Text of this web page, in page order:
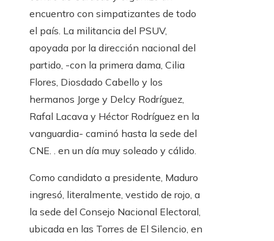
encuentro con simpatizantes de todo
el país. La militancia del PSUV,
apoyada por la dirección nacional del
partido, -con la primera dama, Cilia
Flores, Diosdado Cabello y los
hermanos Jorge y Delcy Rodríguez,
Rafal Lacava y Héctor Rodríguez en la
vanguardia- caminó hasta la sede del
CNE. . en un día muy soleado y cálido.
Como candidato a presidente, Maduro
ingresó, literalmente, vestido de rojo, a
la sede del Consejo Nacional Electoral,
ubicada en las Torres de El Silencio, en